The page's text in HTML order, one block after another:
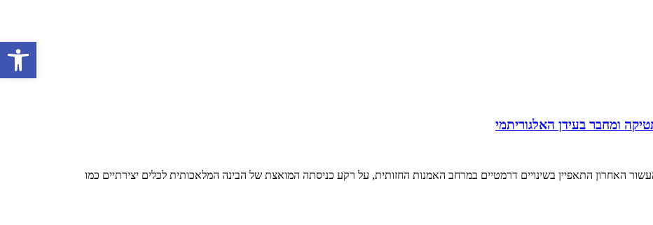
ומחבר בעידן האלגוריתמי
האחרון התאפיין בשינויים דרמטיים במרחב האמנות החזותית, על רקע כניסתה המואצת של הבינה המלאכותית לכלים יצירתיים כמו
פתח